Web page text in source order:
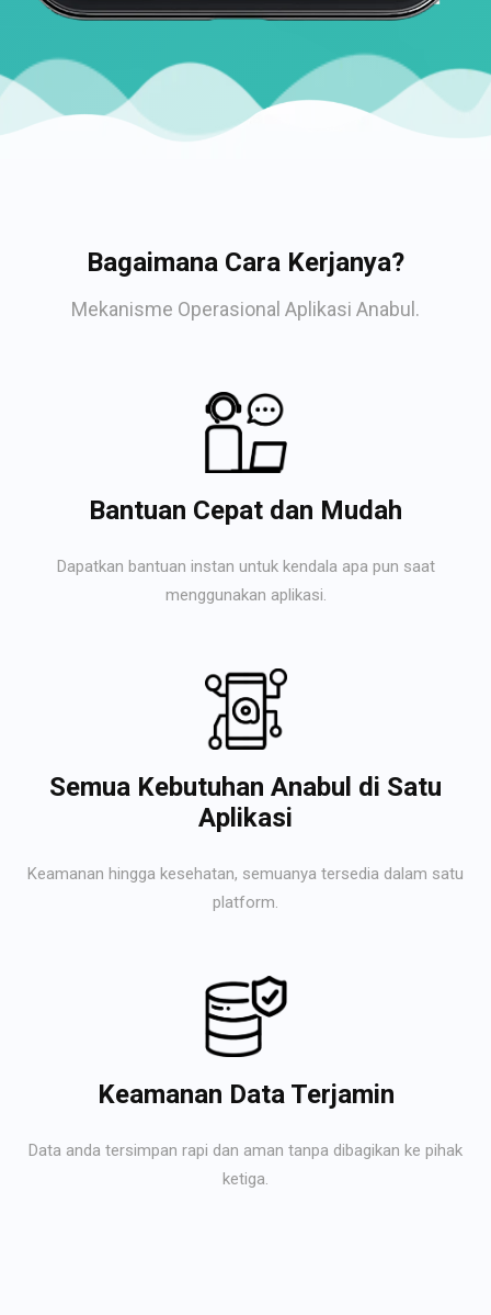
Bagaimana Cara Kerjanya?
Mekanisme Operasional Aplikasi Anabul.
Bantuan Cepat dan Mudah
Dapatkan bantuan instan untuk kendala apa pun saat
menggunakan aplikasi.
Semua Kebutuhan Anabul di Satu
Aplikasi
Keamanan hingga kesehatan, semuanya tersedia dalam satu
platform.
Keamanan Data Terjamin
Data anda tersimpan rapi dan aman tanpa dibagikan ke pihak
ketiga.